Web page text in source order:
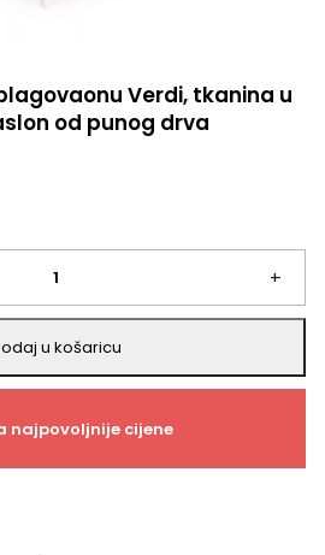
Verdi, tkanina u
od punog drva
+
u košaricu
najpovoljnije cijene